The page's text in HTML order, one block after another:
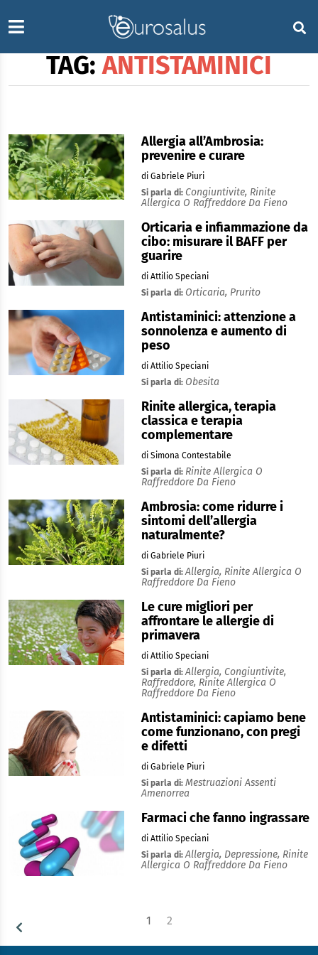
TAG: ANTISTAMINICI
Allergia all’Ambrosia:
prevenire e curare
di Gabriele Piuri
Si parla di: Congiuntivite, Rinite
Allergica O Raffreddore Da Fieno
Orticaria e infiammazione da
cibo: misurare il BAFF per
guarire
di Attilio Speciani
Si parla di: Orticaria, Prurito
Antistaminici: attenzione a
sonnolenza e aumento di
peso
di Attilio Speciani
Si parla di: Obesita
Rinite allergica, terapia
classica e terapia
complementare
di Simona Contestabile
Si parla di: Rinite Allergica O
Raffreddore Da Fieno
Ambrosia: come ridurre i
sintomi dell’allergia
naturalmente?
di Gabriele Piuri
Si parla di:Allergia, Rinite Allergica O
Raffreddore Da Fieno
Le cure migliori per
affrontare le allergie di
primavera
di Attilio Speciani
Si parla di:Allergia, Congiuntivite,
Raffreddore, Rinite Allergica O
Raffreddore Da Fieno
Antistaminici: capiamo bene
come funzionano, con pregi
e difetti
di Gabriele Piuri
Si parla di: Mestruazioni Assenti
Amenorrea
Farmaci che fanno ingrassare
di Attilio Speciani
Si parla di:Allergia, Depressione, Rinite
Allergica O Raffreddore Da Fieno
1 2